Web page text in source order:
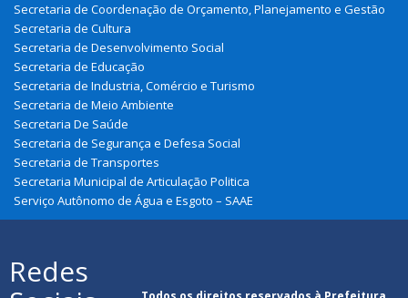
Secretaria de Coordenação de Orçamento, Planejamento e Gestão
Secretaria de Cultura
Secretaria de Desenvolvimento Social
Secretaria de Educação
Secretaria de Industria, Comércio e Turismo
Secretaria de Meio Ambiente
Secretaria De Saúde
Secretaria de Segurança e Defesa Social
Secretaria de Transportes
Secretaria Municipal de Articulação Politica
Serviço Autônomo de Água e Esgoto – SAAE
Redes